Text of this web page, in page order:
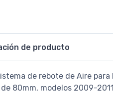
de producto
de rebote de Aire para
80mm, modelos 2009-2011